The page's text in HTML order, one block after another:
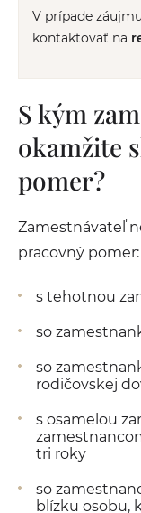
V prípade
kontaktovať na
S kým
okamžite
pomer?
Zamestnávateľ
pracovný pomer:
s tehotnou
so
so
rodičovskej
s osamelou
tri roky
so
blízku osobu,